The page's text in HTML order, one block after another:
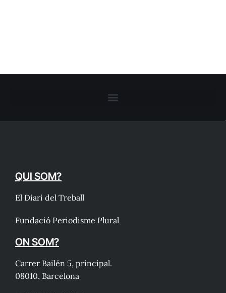
QUI SOM?
El Diari del Treball
Fundació Periodisme Plural
ON SOM?
Carrer Bailén 5, principal.
08010, Barcelona